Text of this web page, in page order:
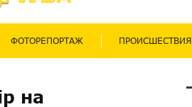
ФОТОРЕПОРТАЖ ПРОИСШЕСТВИЯ
на